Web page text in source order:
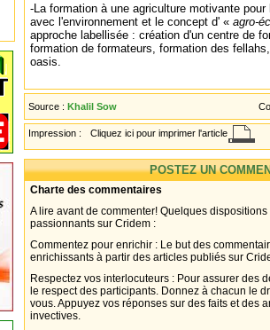
-La formation à une agriculture motivante
avec l'environnement et le concept d' « agro-
approche labellisée : création d'un centre de
formation de formateurs, formation des
oasis.
Source : Khalil Sow
Impression : Cliquez ici pour imprimer l'article
POSTEZ UN
Charte des commentaires
A lire avant de commenter! Quelques
passionnants sur Cridem :
Commentez pour enrichir : Le but des
enrichissants à partir des articles publiés sur
Respectez vos interlocuteurs : Pour assurer des
le respect des participants. Donnez à chacun le
vous. Appuyez vos réponses sur des faits et des
invectives.